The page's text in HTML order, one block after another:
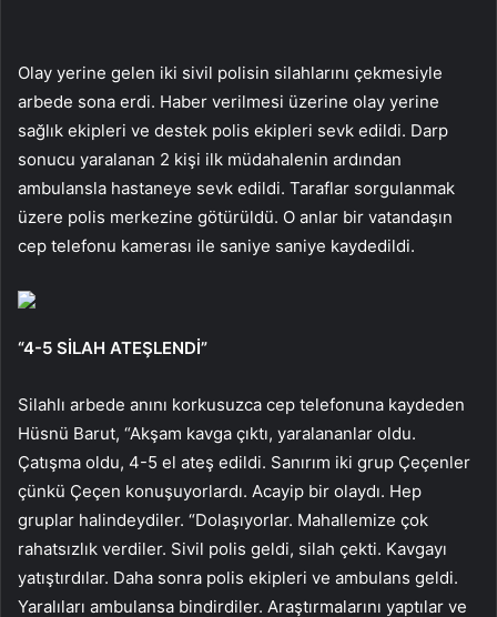
Olay yerine gelen iki sivil polisin silahlarını çekmesiyle
arbede sona erdi. Haber verilmesi üzerine olay yerine
sağlık ekipleri ve destek polis ekipleri sevk edildi. Darp
sonucu yaralanan 2 kişi ilk müdahalenin ardından
ambulansla hastaneye sevk edildi. Taraflar sorgulanmak
üzere polis merkezine götürüldü. O anlar bir vatandaşın
cep telefonu kamerası ile saniye saniye kaydedildi.
“4-5 SİLAH ATEŞLENDİ”
Silahlı arbede anını korkusuzca cep telefonuna kaydeden
Hüsnü Barut, “Akşam kavga çıktı, yaralananlar oldu.
Çatışma oldu, 4-5 el ateş edildi. Sanırım iki grup Çeçenler
çünkü Çeçen konuşuyorlardı. Acayip bir olaydı. Hep
gruplar halindeydiler. “Dolaşıyorlar. Mahallemize çok
rahatsızlık verdiler. Sivil polis geldi, silah çekti. Kavgayı
yatıştırdılar. Daha sonra polis ekipleri ve ambulans geldi.
Yaralıları ambulansa bindirdiler. Araştırmalarını yaptılar ve